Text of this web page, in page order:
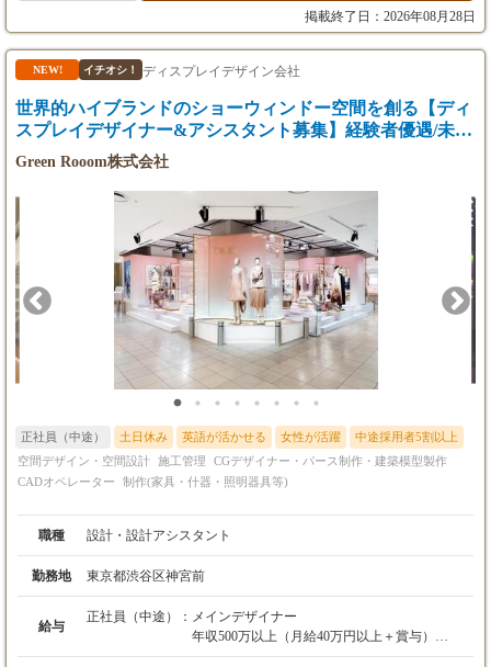
※上記金額は最低保証額です。
経験・能力を最大限考慮し、協議の上で決定し
【残業代】
【試用期間】
6ヶ月あり
試用期間終了後に給与の見直しを行います
ります。 また海外クライアントからの案件もございます。 【プ
ロジェクトの一例】 ・ヒアリング,現地調査 現地調査をしつつ、
施主様からのヒアリングを行います ・プランニング,デザイン プ
ランニングを行い、施主様からの希望を元にデザインを提案しま
施主様へ提示しプレゼンを行います。 ・実施設計,各種手配 実施
設計を進めつつ、施工チームと工程調整、打合せを行います。 ・
施工チームと共に連携をとり、施工を進めます。 またデザイン管
験等によっては上長の担当となる場合があります。 ・引き渡し
施工完了後、引き渡し業務を行います。 ・竣工図作成,アフター
フォロー 引渡し後も顧客と連絡を定期的に取り、アフターフォロ
ーを行います。 また竣工図を作成し、施主様にお渡しします。
掲載終了日：2026年08月28日
NEW! イチオシ！ ディスプレイデザイン会社
世界的ハイブランドのショーウィンドー空間を創る【ディ
スプレイデザイナー&アシスタント募集】経験者優遇/未経
験も可
Green Rooom株式会社
正社員（中途） 土日休み 英語が活かせる 女性が活躍
中途採用者5割以上
空間デザイン・空間設計 施工管理
CGデザイナー・パース制作・建築模型製作
CADオペレーター
制作(家具・什器・照明器具等)
職種 設計・設計アシスタント
勤務地 東京都渋谷区神宮前
給与
正社員（中途）： メインデザイナー
年収500万以上（月給40万円以上＋賞与）
年俸制での対応も検討いたします。（今までの